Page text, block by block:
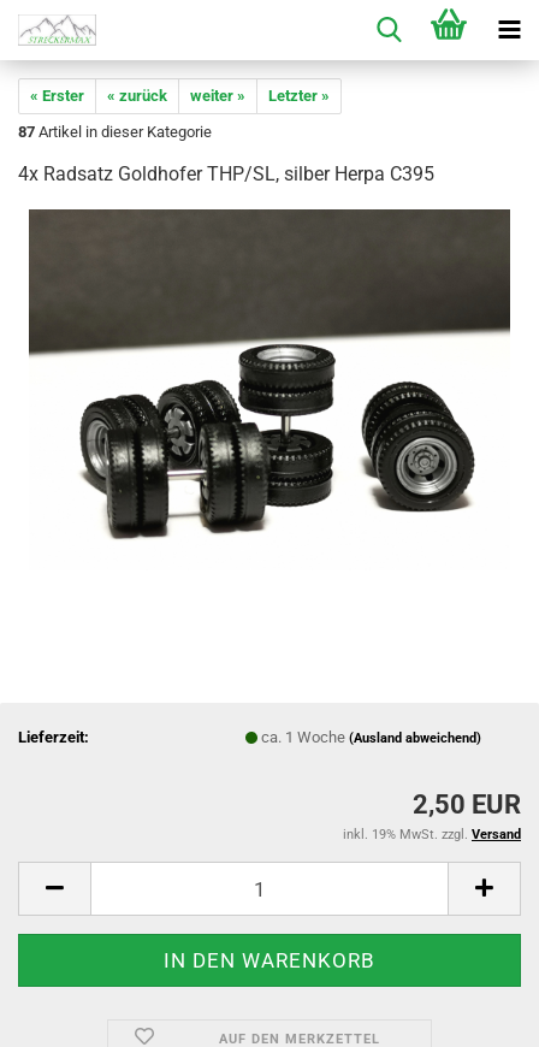
« Erster « zurück weiter »
Letzter »
87 Artikel in dieser Kategorie
4x Radsatz Goldhofer THP/SL, silber Herpa C395
Lieferzeit: ca. 1 Woche(Ausland abweichend)
2,50 EUR
inkl. 19% MwSt. zzgl. Versand
AUF DEN MERKZETTEL